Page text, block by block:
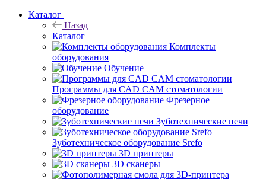
Каталог
Назад
Каталог
Комплекты
оборудования
Обучение
Программы для CAD CAM стоматологии
Фрезерное
оборудование
Зуботехнические печи
Зуботехническое оборудование Srefo
3D принтеры
3D сканеры